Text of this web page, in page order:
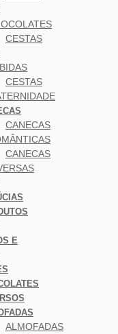
CESTAS
CESTAS
CANECAS
CANECAS
E
ALMOFADAS